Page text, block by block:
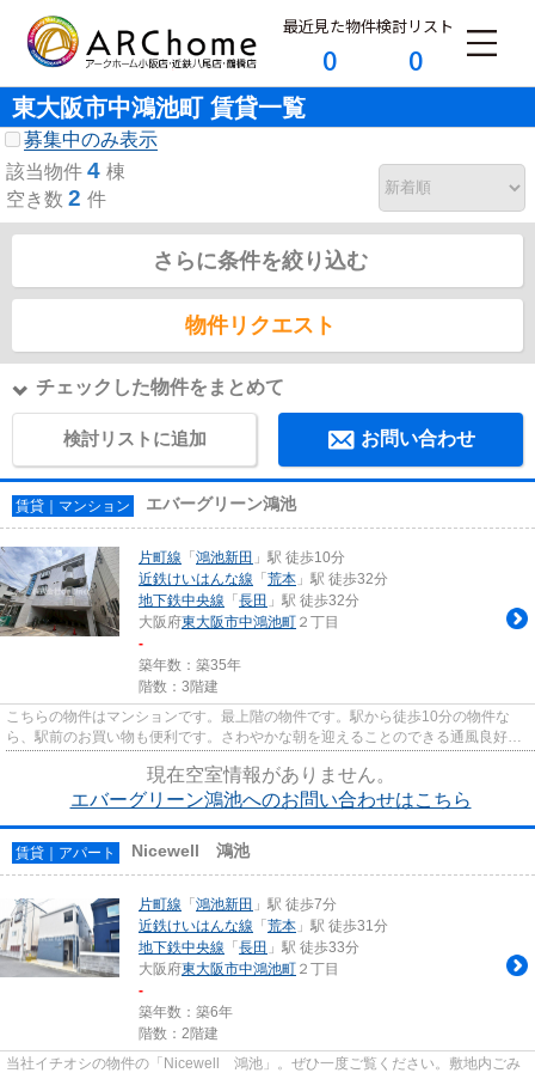
最近見た物件
0
検討リスト
0
東大阪市中鴻池町 賃貸一覧
募集中のみ表示
該当物件 4 棟
空き数 2 件
さらに条件を絞り込む
物件リクエスト
チェックした物件をまとめて
検討リストに追加 お問い合わせ
賃貸｜マンション エバーグリーン鴻池
片町線 「鴻池新田 」駅 徒歩10分
近鉄けいはんな線 「荒本 」駅 徒歩32分
地下鉄中央線 「長田 」駅 徒歩32分
大阪府東大阪市中鴻池町 ２丁目
-
築年数：築35年
階数：3階建
こちらの物件はマンションです。最上階の物件です。駅から徒歩10分の物件な
ら、駅前のお買い物も便利です。さわやかな朝を迎えることのできる通風良好な
物件。できるだけ早めに不動産...
現在空室情報がありません。
エバーグリーン鴻池へのお問い合わせはこちら
賃貸｜アパート Nicewell 鴻池
片町線 「鴻池新田 」駅 徒歩7分
近鉄けいはんな線 「荒本 」駅 徒歩31分
地下鉄中央線 「長田 」駅 徒歩33分
大阪府東大阪市中鴻池町 ２丁目
-
築年数：築6年
階数：2階建
当社イチオシの物件の「Nicewell 鴻池」。ぜひ一度ご覧ください。敷地内ごみ